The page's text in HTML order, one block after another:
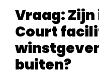
Vraag:Zijn
Court
buiten?